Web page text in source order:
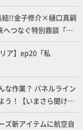
FLYER-SR2」の使い心
ッグ」で検証！
結!!金子修介×樋口真嗣
つなぐ特別鼎談「ガ
」
ア】ep20「私
な作業？ パネルライン
う！【いまさら聞けな
とパネルライン】
ズ新アイテムに航空自